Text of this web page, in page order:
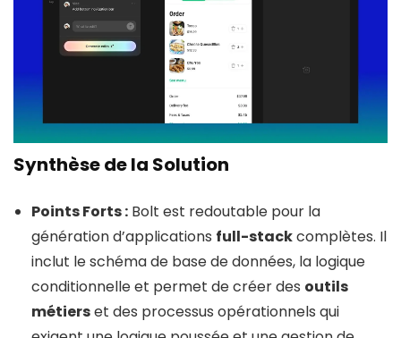
Synthèse de la Solution
Points Forts : Bolt est redoutable pour la
génération d’applications full-stackcomplètes. Il
inclut le schéma de base de données, la logique
conditionnelle et permet de créer des outils
métierset des processus opérationnels qui